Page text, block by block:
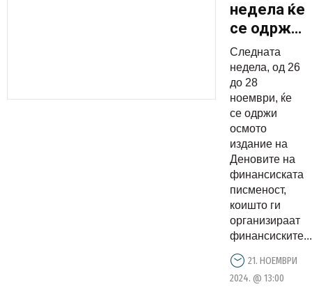
недела ќе
се одржи
осмото
издание
на
Деновите
на
писменост
Следната
недела, од 26
до 28
ноември, ќе
се одржи
осмото
издание на
Деновите на
финансиската
писменост,
коишто ги
организираат
финансиските...
21. НОЕМВРИ
2024. @ 13:00